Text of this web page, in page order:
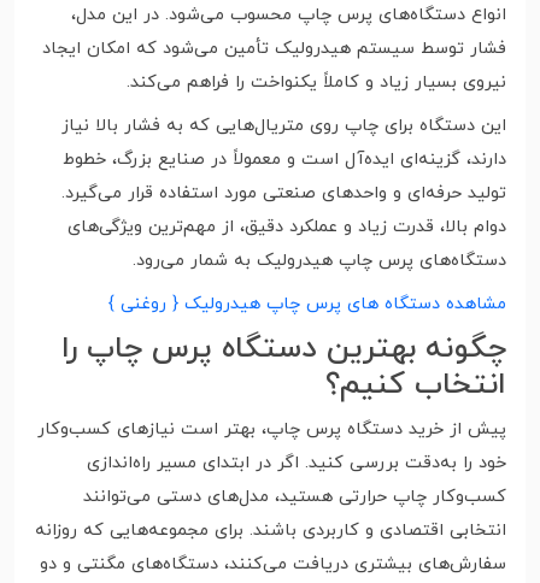
انواع دستگاه‌های پرس چاپ محسوب می‌شود. در این مدل،
فشار توسط سیستم هیدرولیک تأمین می‌شود که امکان ایجاد
نیروی بسیار زیاد و کاملاً یکنواخت را فراهم می‌کند.
این دستگاه برای چاپ روی متریال‌هایی که به فشار بالا نیاز
دارند، گزینه‌ای ایده‌آل است و معمولاً در صنایع بزرگ، خطوط
تولید حرفه‌ای و واحدهای صنعتی مورد استفاده قرار می‌گیرد.
دوام بالا، قدرت زیاد و عملکرد دقیق، از مهم‌ترین ویژگی‌های
دستگاه‌های پرس چاپ هیدرولیک به شمار می‌رود.
مشاهده دستگاه های پرس چاپ هیدرولیک { روغنی }
چگونه بهترین دستگاه پرس چاپ را
انتخاب کنیم؟
پیش از خرید دستگاه پرس چاپ، بهتر است نیازهای کسب‌وکار
خود را به‌دقت بررسی کنید. اگر در ابتدای مسیر راه‌اندازی
کسب‌وکار چاپ حرارتی هستید، مدل‌های دستی می‌توانند
انتخابی اقتصادی و کاربردی باشند. برای مجموعه‌هایی که روزانه
سفارش‌های بیشتری دریافت می‌کنند، دستگاه‌های مگنتی و دو